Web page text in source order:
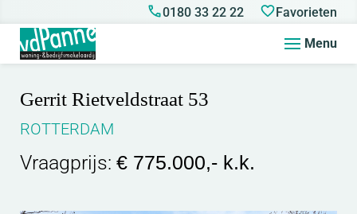
0180 33 22 22 Favorieten
Menu
Gerrit Rietveldstraat 53
ROTTERDAM
Vraagprijs: € 775.000,- k.k.